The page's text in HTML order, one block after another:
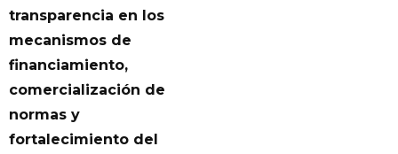
transparencia en los
mecanismos de
financiamiento,
comercialización de
normas y
fortalecimiento del